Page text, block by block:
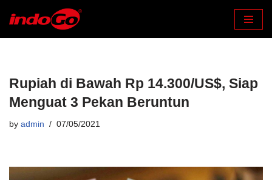
Rupiah di Bawah Rp 14.300/US$, Siap
Menguat 3 Pekan Beruntun
by admin 07/05/2021